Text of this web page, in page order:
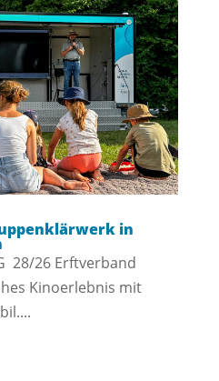
in
28/26 Erftverband
Kinoerlebnis mit